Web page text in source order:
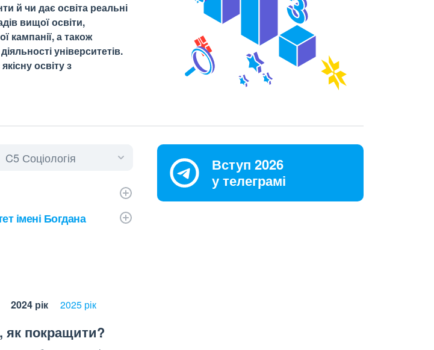
й чи дає освіта реальні
вищої освіти,
кампанії, а також
університетів.
освіту з
імені Богдана
Вступ 2026
у телеграмі
2024 рік 2025 рік
як покращити?